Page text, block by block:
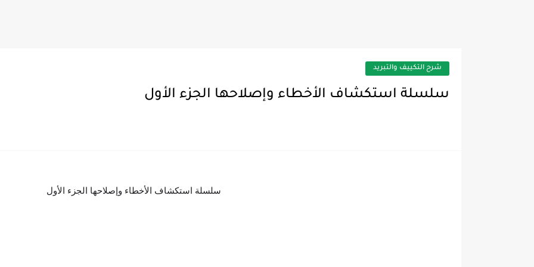
شرح التكييف والتبريد
سلسلة استكشاف الأخطاء وإصلاحها الجزء الأول
سلسلة استكشاف الأخطاء وإصلاحها الجزء الأول